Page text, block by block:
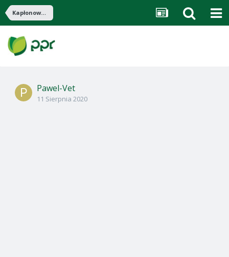
Kapłonowanie kogutów
Pawel-Vet
11 Sierpnia 2020